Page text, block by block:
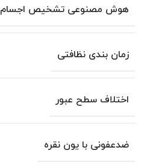
هوش مصنوعی تشخیص اجسام
زمان بندی نظافتی
اختلاف سطح عبور
ضدعفونی با یون نقره